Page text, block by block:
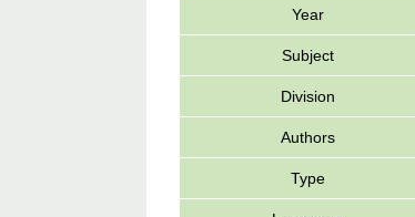
Year
Subject
Division
Authors
Type